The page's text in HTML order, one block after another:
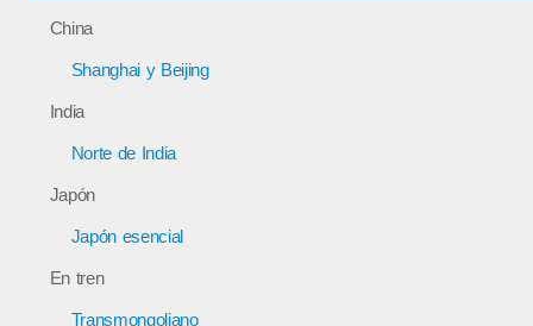
China
Shanghai y Beijing
India
Norte de India
Japón
Japón esencial
En tren
Transmongoliano